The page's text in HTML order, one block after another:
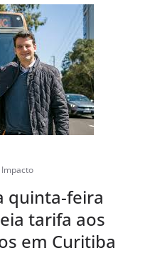
quinta-feira
tarifa aos
em Curitiba